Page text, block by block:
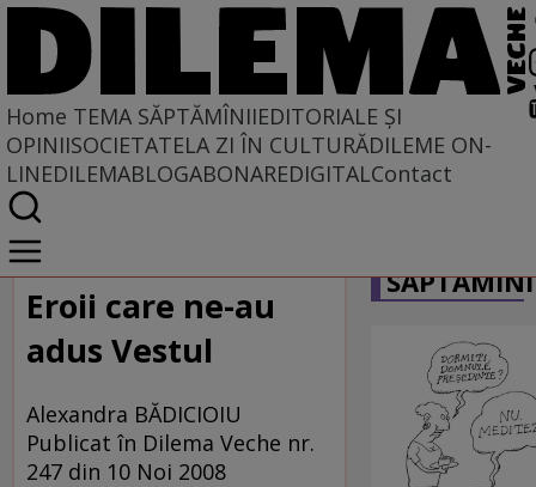
Home TEMA SĂPTĂMÎNIIEDITORIALE ȘI
OPINIISOCIETATELA ZI ÎN CULTURĂDILEME ON-
LINEDILEMABLOGABONAREDIGITALContact
Home
Tema săptămînii
Eroii care ne-au
adus Vestul
Alexandra BĂDICIOIU
Publicat în Dilema Veche nr.
247 din 10 Noi 2008